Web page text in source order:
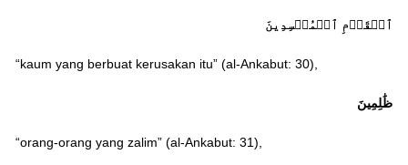
ٱلۡقَوۡمِ ٱلۡمُفۡسِدِينَ
“kaum yang berbuat kerusakan itu” (al-Ankabut: 30),
ظَٰلِمِينَ
“orang-orang yang zalim” (al-Ankabut: 31),